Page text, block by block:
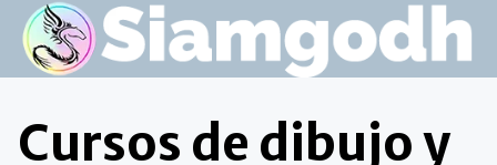
Saltar
contenido
Cursos de dibujo y